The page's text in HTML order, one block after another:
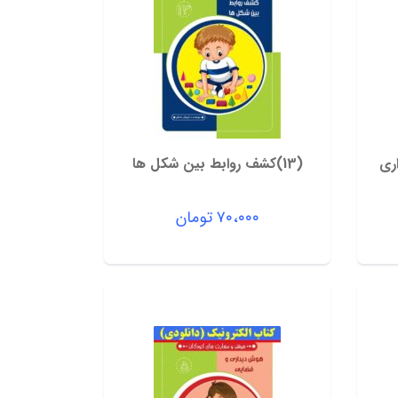
(13)کشف روابط بین شکل ها
۷۰،۰۰۰تومان